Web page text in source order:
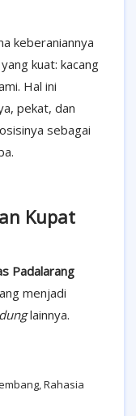
keberaniannya
kuat: kacang
Hal ini
pekat, dan
sebagai
Kupat
Padalarang
menjadi
lainnya.
Rahasia